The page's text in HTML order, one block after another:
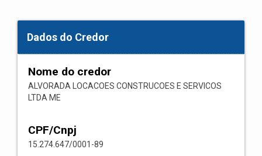
Dados do Credor
Nome do credor
ALVORADA LOCACOES CONSTRUCOES E SERVICOS
LTDA ME
CPF/Cnpj
15.274.647/0001-89